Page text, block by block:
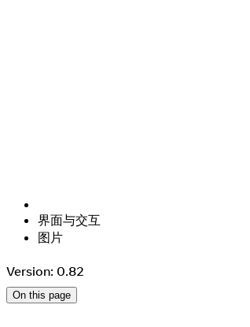
界面与交互
图片
Version: 0.82
On this page